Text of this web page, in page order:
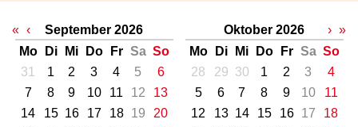
« ‹
September 2026
Mo
Di Mi Do Fr Sa So
31
1 2 3 4 5
6
7
8 9 10 11 12
13
14
15 16 17 18 19
20
Oktober 2026
Mo
Di Mi Do Fr Sa So
28
29 30 1 2 3
4
5
6 7 8 9 10
11
12
13 14 15 16 17
18
› »